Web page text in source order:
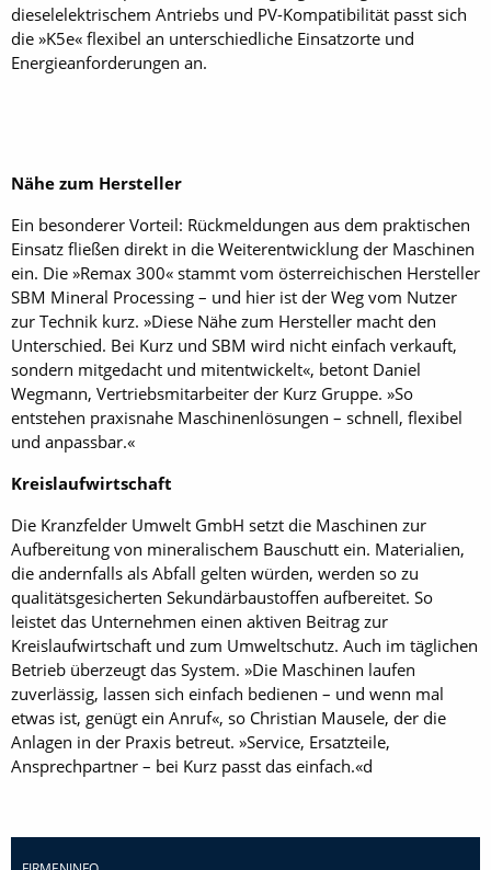
dieselelektrischem Antriebs und PV-Kompatibilität passt sich
die »K5e« flexibel an unterschiedliche Einsatzorte und
Energieanforderungen an.
Nähe zum Hersteller
Ein besonderer Vorteil: Rückmeldungen aus dem praktischen
Einsatz fließen direkt in die Weiterentwicklung der Maschinen
ein. Die »Remax 300« stammt vom österreichischen Hersteller
SBM Mineral Processing – und hier ist der Weg vom Nutzer
zur Technik kurz. »Diese Nähe zum Hersteller macht den
Unterschied. Bei Kurz und SBM wird nicht einfach verkauft,
sondern mitgedacht und mitentwickelt«, betont Daniel
Wegmann, Vertriebsmitarbeiter der Kurz Gruppe. »So
entstehen praxisnahe Maschinenlösungen – schnell, flexibel
und anpassbar.«
Kreislaufwirtschaft
Die Kranzfelder Umwelt GmbH setzt die Maschinen zur
Aufbereitung von mineralischem Bauschutt ein. Materialien,
die andernfalls als Abfall gelten würden, werden so zu
qualitätsgesicherten Sekundärbaustoffen aufbereitet. So
leistet das Unternehmen einen aktiven Beitrag zur
Kreislaufwirtschaft und zum Umweltschutz. Auch im täglichen
Betrieb überzeugt das System. »Die Maschinen laufen
zuverlässig, lassen sich einfach bedienen – und wenn mal
etwas ist, genügt ein Anruf«, so Christian Mausele, der die
Anlagen in der Praxis betreut. »Service, Ersatzteile,
Ansprechpartner – bei Kurz passt das einfach.«d